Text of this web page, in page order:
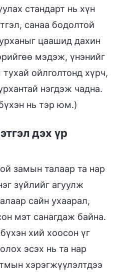
стандарт нь хүн
санаа бодолтой
цаашид дахин
мэдэж, үнэнийг
ойлголтонд хүрч,
нэгдэж чадна.
нь тэр юм.)
дэх үр
замын талаар та нар
зүйлийг агуулж
сайн ухаарал,
мэт санагдаж байна.
хий хоосон үг
эсэх нь та нар
хэрэгжүүлэлтдээ